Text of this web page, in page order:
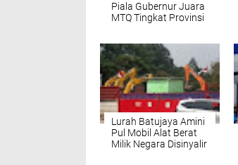
Piala Gubernur Juara
MTQ Tingkat Provinsi
Lurah Batujaya Amini
Pul Mobil Alat Berat
Milik Negara Disinyalir